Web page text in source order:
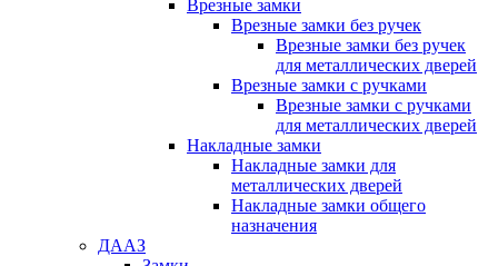
Врезные замки
Врезные замки без ручек
Врезные замки без ручек
для металлических дверей
Врезные замки с ручками
Врезные замки с ручками
для металлических дверей
Накладные замки
Накладные замки для
металлических дверей
Накладные замки общего
назначения
ДААЗ